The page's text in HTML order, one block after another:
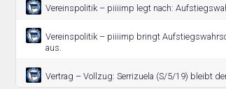
Vereinspolitik – piiiimp legt nach:
Vereinspolitik – piiiimp bringt
aus.
Vertrag – Vollzug: Serrizuela (S/5/19) bleibt